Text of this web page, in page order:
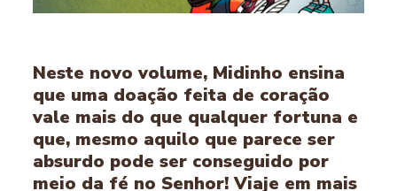
Neste novo volume, Midinho ensina
que uma doação feita de coração
vale mais do que qualquer fortuna e
que, mesmo aquilo que parece ser
absurdo pode ser conseguido por
meio da fé no Senhor! Viaje em mais